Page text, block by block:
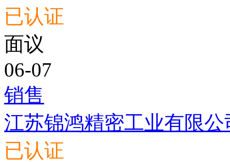
已认证
面议
06-07
销售
江苏锦鸿精密工业有限公
已认证